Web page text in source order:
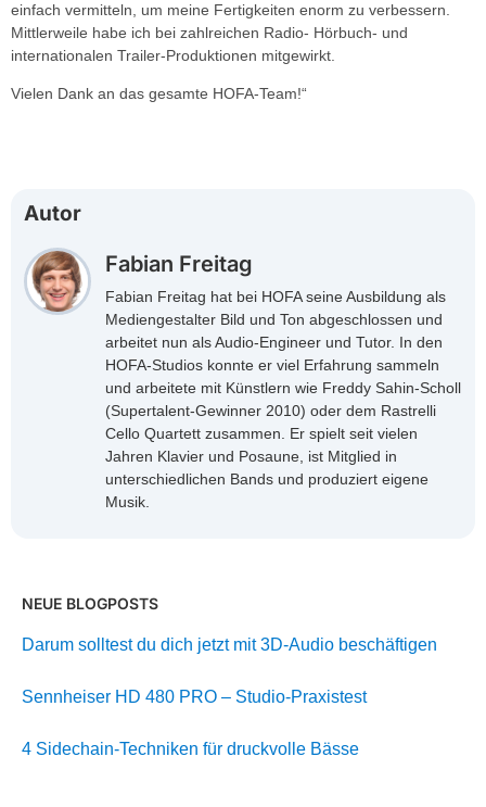
einfach vermitteln, um meine Fertigkeiten enorm zu verbessern.
Mittlerweile habe ich bei zahlreichen Radio- Hörbuch- und
internationalen Trailer-Produktionen mitgewirkt.
Vielen Dank an das gesamte HOFA-Team!“
Autor
Fabian Freitag
Fabian Freitag hat bei HOFA seine Ausbildung als
Mediengestalter Bild und Ton abgeschlossen und
arbeitet nun als Audio-Engineer und Tutor. In den
HOFA-Studios konnte er viel Erfahrung sammeln
und arbeitete mit Künstlern wie Freddy Sahin-Scholl
(Supertalent-Gewinner 2010) oder dem Rastrelli
Cello Quartett zusammen. Er spielt seit vielen
Jahren Klavier und Posaune, ist Mitglied in
unterschiedlichen Bands und produziert eigene
Musik.
NEUE BLOGPOSTS
Darum solltest du dich jetzt mit 3D-Audio beschäftigen
Sennheiser HD 480 PRO – Studio-Praxistest
4 Sidechain-Techniken für druckvolle Bässe